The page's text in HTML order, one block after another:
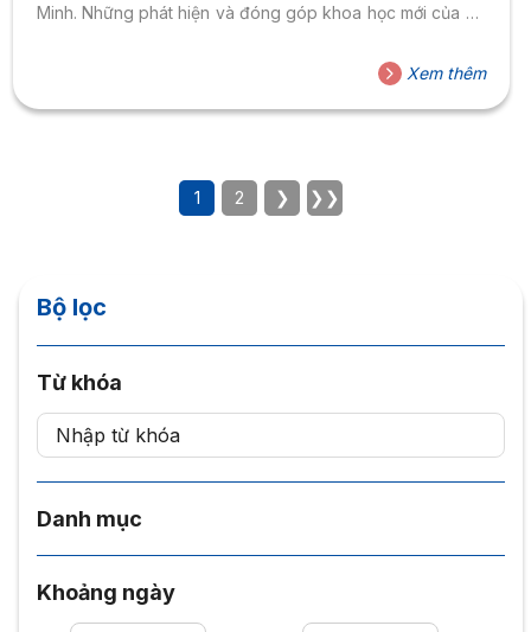
Minh. Những phát hiện và đóng góp khoa học mới của đề
gia đình tích cực, về sự khác biệt giữa chương trình bổ trợ
và chương trình giáo dục, và về bản thân chương trình...
Xem thêm
1 2 ❯ ❯❯
Bộ lọc
Từ khóa
Danh mục
Khoảng ngày